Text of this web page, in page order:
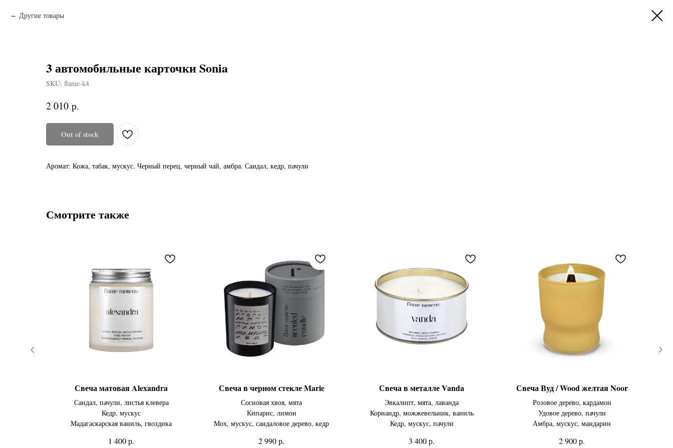
Другие товары
3 автомобильные карточки Sonia
SKU: flame-k4
2 010 р.
Out of stock
Аромат: Кожа, табак, мускус. Черный перец, черный чай, амбра. Сандал, кедр, пачули
Смотрите также
Свеча матовая Alexandra
Сандал, пачули, листья клевера
Кедр, мускус
Мадагаскарская ваниль, гвоздика
1 400р.
Свеча в черном стекле Marie
Сосновая хвоя, мята
Кипарис, лимон
Мох, мускус, сандаловое дерево, кедр
2 990р.
Свеча в металле Vanda
Эвкалипт, мята, лаванда
Кориандр, можжевельник, ваниль
Кедр, мускус, пачули
3 400р.
Свеча Вуд / Wood желтая Noor
Розовое дерево, кардамон
Удовое дерево, пачули
Амбра, мускус, мандарин
2 900р.